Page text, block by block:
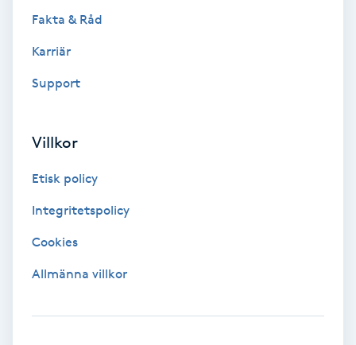
Faceliftmassage
Fet hårbotten
Fibromassage
Fakta & Råd
Karriär
Support
Villkor
Etisk policy
Integritetspolicy
Cookies
Allmänna villkor